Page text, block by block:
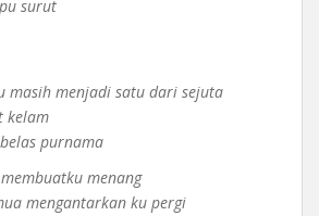
surut
masih menjadi satu dari sejuta
kelam
purnama
menang
mengantarkan ku pergi